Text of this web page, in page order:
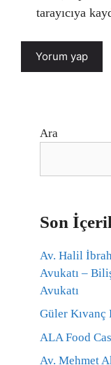
tarayıcıya
Ara
Son
Av. Halil
Avukatı –
Avukatı
Güler Kıvanç
ALA Food
Av. Mehmet